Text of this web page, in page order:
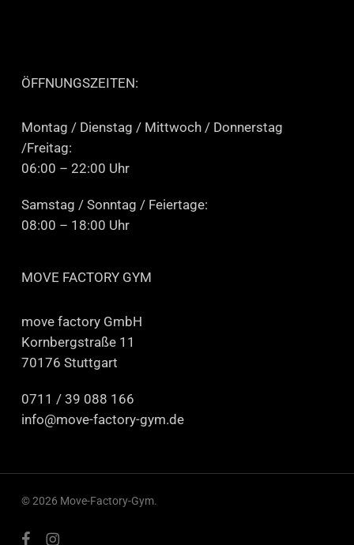
ÖFFNUNGSZEITEN:
Montag / Dienstag / Mittwoch / Donnerstag
/Freitag:
06:00 – 22:00 Uhr
Samstag / Sonntag / Feiertage:
08:00 – 18:00 Uhr
MOVE FACTORY GYM
move factory GmbH
Kornbergstraße 11
70176 Stuttgart
0711 / 39 088 166
info@move-factory-gym.de
© 2026 Move-Factory-Gym.
facebookinstagram